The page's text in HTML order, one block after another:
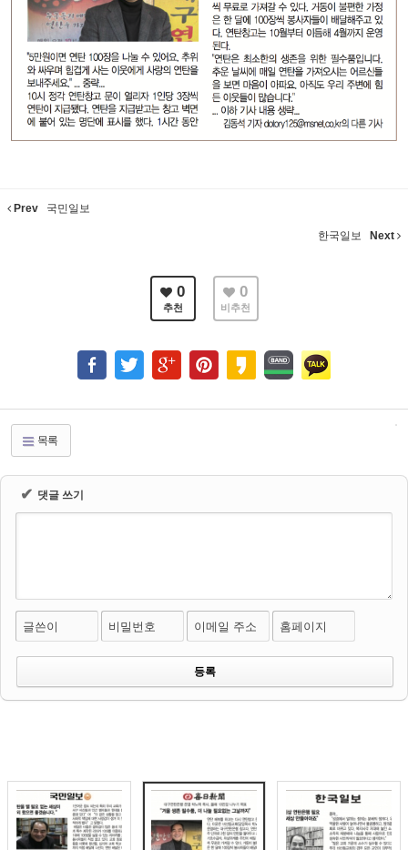
Prev 국민일보
한국일보 Next
0
추천
0
비추천
목록
✔ 댓글 쓰기
글쓴이 비밀번호 이메일 주소 홈페이지